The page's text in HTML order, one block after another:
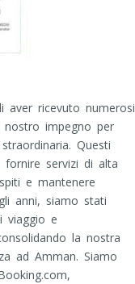
aver ricevuto numerosi
nostro impegno per
Questi
servizi di alta
e mantenere
anni, siamo stati
viaggio e
la nostra
ad Amman. Siamo